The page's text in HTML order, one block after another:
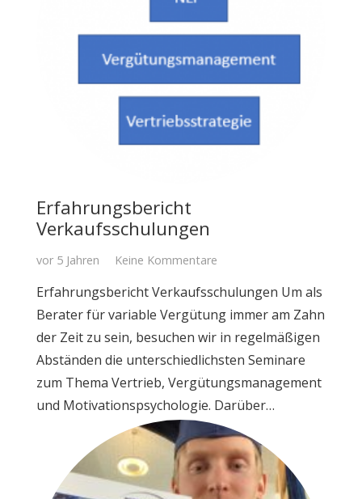
Erfahrungsbericht
Verkaufsschulungen
vor 5 Jahren Keine Kommentare
Erfahrungsbericht Verkaufsschulungen Um als
Berater für variable Vergütung immer am Zahn
der Zeit zu sein, besuchen wir in regelmäßigen
Abständen die unterschiedlichsten Seminare
zum Thema Vertrieb, Vergütungsmanagement
und Motivationspsychologie. Darüber…